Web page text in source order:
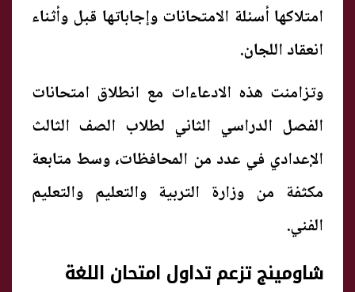
امتلاكها أسئلة الامتحانات وإجاباتها قبل وأثناء
انعقاد اللجان.
وتزامنت هذه الادعاءات مع انطلاق امتحانات
الفصل الدراسي الثاني لطلاب الصف الثالث
الإعدادي في عدد من المحافظات، وسط متابعة
مكثفة من وزارة التربية والتعليم والتعليم
الفني.
شاومينج تزعم تداول امتحان اللغة